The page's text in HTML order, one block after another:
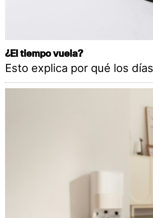
¿El tiempo vuela?
Esto explica por qué los